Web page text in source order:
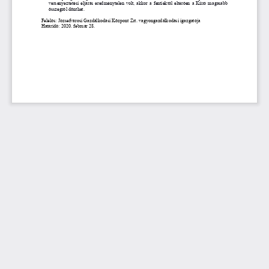
versenyeztetési eljárás eredménytelen volt, akkor a fentiektől eltérően a Kiíró magasabb
összegről dönthet.
Felelős: Józsefvárosi Gazdálkodási Központ Zrt. vagyongazdálkodási igazgatója
Határidő: 2020. február 28.